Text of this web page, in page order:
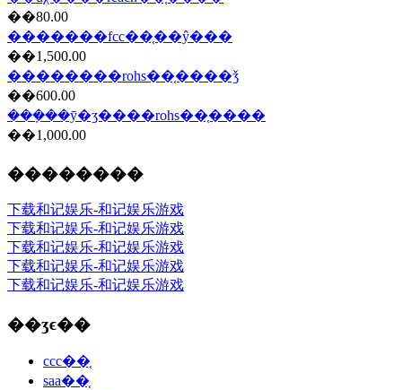
��80.00
�������fcc��֤��ŷ���
��1,500.00
��������rohs��֤����ǯ
��600.00
���ܼ��ȳ�ʒ����rohs��֤����
��1,000.00
��������
下载和记娱乐-和记娱乐游戏
下载和记娱乐-和记娱乐游戏
下载和记娱乐-和记娱乐游戏
下载和记娱乐-和记娱乐游戏
下载和记娱乐-和记娱乐游戏
��ʒϵ��
ccc��֤
saa��֤